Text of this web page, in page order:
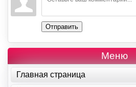
Отправить
Меню
Главная страница